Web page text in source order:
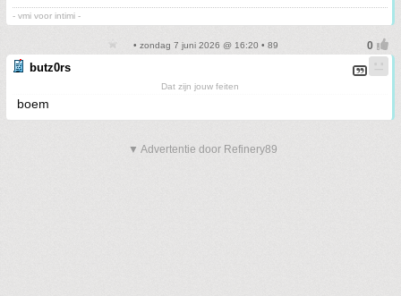
- vmi voor intimi -
• zondag 7 juni 2026 @ 16:20 • 89
butz0rs
Dat zijn jouw feiten
boem
▼ Advertentie door Refinery89